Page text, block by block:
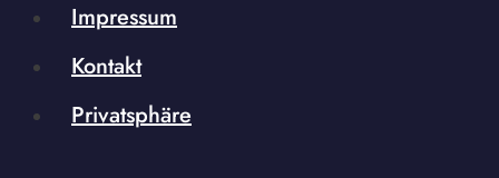
Impressum
Kontakt
Privatsphäre